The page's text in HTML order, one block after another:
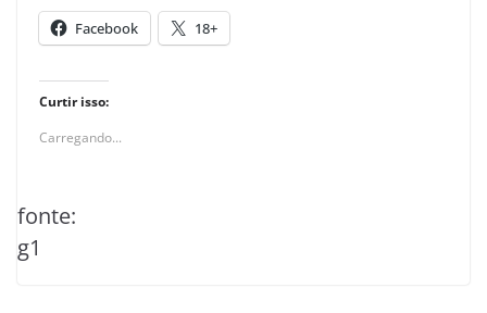
Facebook 18+
Curtir isso:
Carregando...
fonte:
g1